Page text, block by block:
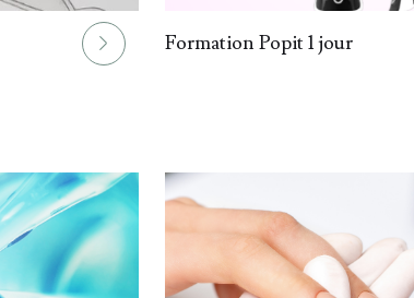
03. Formation Popit 1 jour